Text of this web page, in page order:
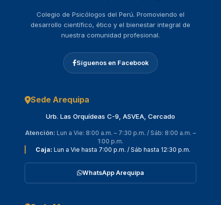
Colegio de Psicólogos del Perú. Promoviendo el
desarrollo científico, ético y el bienestar integral de
nuestra comunidad profesional.
Síguenos en Facebook
Sede Arequipa
Urb. Las Orquídeas C-9, ASVEA, Cercado
Atención: Lun a Vie: 8:00 a.m. – 7:30 p.m. / Sáb: 8:00 a.m. –
1:00 p.m.
Caja: Lun a Vie hasta 7:00 p.m. / Sáb hasta 12:30 p.m.
WhatsApp Arequipa